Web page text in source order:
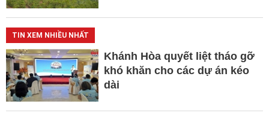
TIN XEM NHIỀU NHẤT
Khánh Hòa quyết liệt tháo gỡ
khó khăn cho các dự án kéo
dài